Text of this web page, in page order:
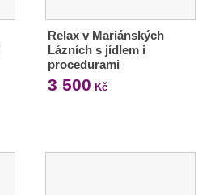
Relax v Mariánských
Lázních s jídlem i
procedurami
3 500 Kč